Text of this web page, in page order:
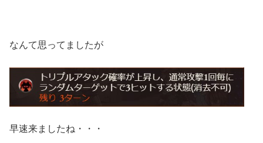
なんて思ってましたが
早速来ましたね・・・